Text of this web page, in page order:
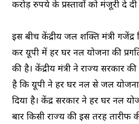
करोड़ रुपये के प्रस्तावों को मंजूरी दे दी
इस बीच केंद्रीय जल शक्ति मंत्री
कर यूपी में हर घर नल योजना की
की है। केंद्रीय मंत्री ने राज्‍य सरकार
है कि यूपी ने हर घर नल से जल
दिया है। केंद्र सरकार ने हर घर नल
बार किसी राज्‍य की इस तरह तारीफ